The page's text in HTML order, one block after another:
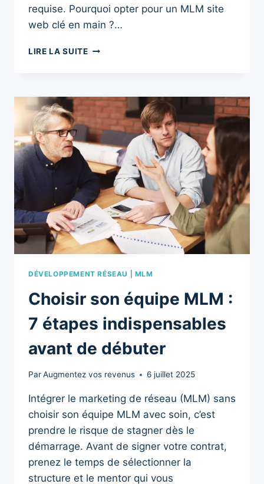
requise. Pourquoi opter pour un MLM site
web clé en main ?…
LIRE LA SUITEMLM
EN
MAIN
GRATUIT
:
10
AVANTAGES
INCROYABLES
SAISIR
DÉVELOPPEMENT RÉSEAU MLM
Choisir son équipe MLM :
7 étapes indispensables
avant de débuter
ParAugmentez vos revenus 6 juillet 2025
Intégrer le marketing de réseau (MLM) sans
choisir son équipe MLM avec soin, c’est
prendre le risque de stagner dès le
démarrage. Avant de signer votre contrat,
prenez le temps de sélectionner la
structure et le mentor qui vous